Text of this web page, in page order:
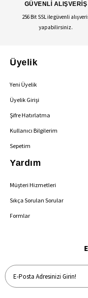
GÜVENLİ ALIŞVERİŞ
256 Bit SSL ile güvenli
yapabilirsiniz.
Üyelik
Yeni Üyelik
Üyelik Girişi
Şifre Hatırlatma
Kullanıcı Bilgilerim
Sepetim
Yardım
Müşteri Hizmetleri
Sıkça Sorulan Sorular
Formlar